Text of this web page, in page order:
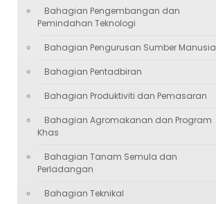
Bahagian Pengembangan dan
Pemindahan Teknologi
Bahagian Pengurusan Sumber Manusia
Bahagian Pentadbiran
Bahagian Produktiviti dan Pemasaran
Bahagian Agromakanan dan Program
Khas
Bahagian Tanam Semula dan
Perladangan
Bahagian Teknikal